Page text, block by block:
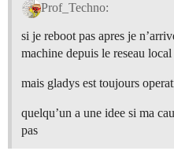
Prof_Techno:
si je reboot pas apres je
machine depuis le reseau local
mais gladys est toujours
quelqu’un a une idee si ma
pas